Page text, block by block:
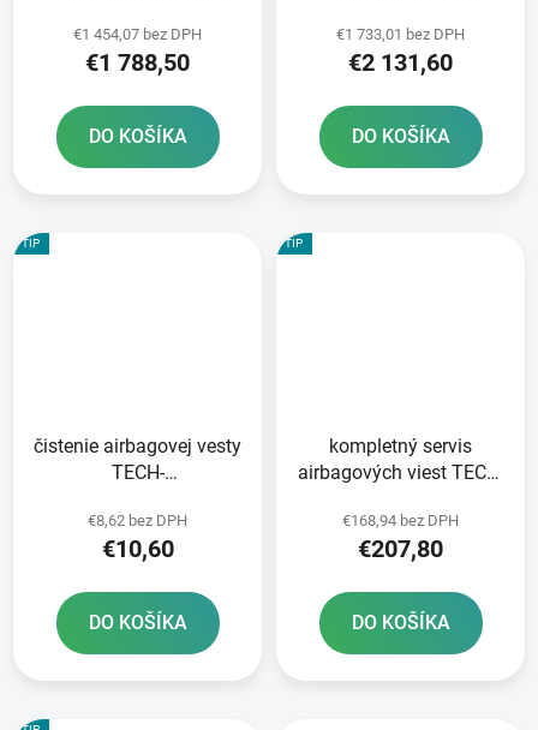
ALPINESTARS balenie
20 ks
€1 454,07 bez DPH
€1 788,50
DO KOŠÍKA
ALPINESTARS komerčné
balenie 20ks
€1 733,01 bez DPH
€2 131,60
DO KOŠÍKA
TIP
čistenie airbagovej vesty
TECH-
ROAD/7X
€8,62 bez DPH
€10,60
DO KOŠÍKA
TIP
kompletný servis
airbagových viest TECH-
€168,94 bez DPH
€207,80
DO KOŠÍKA